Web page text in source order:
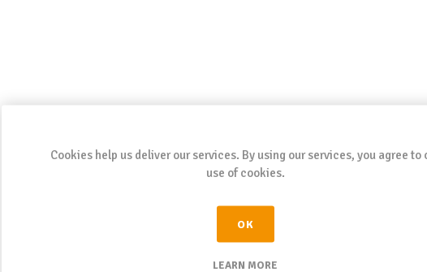
Cookies help us deliver our services. By using our services, you agree to
use of cookies.
OK
LEARN MORE